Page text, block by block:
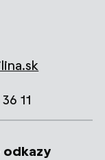
11
odkazy